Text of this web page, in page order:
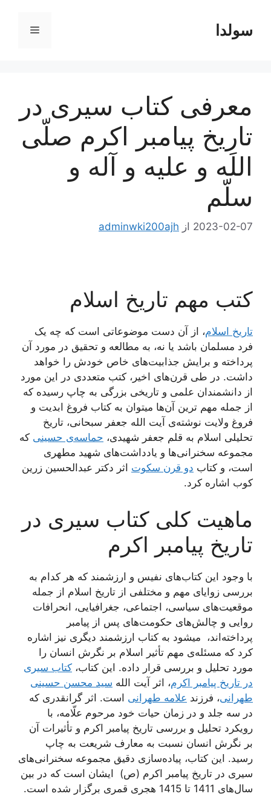
محتواسولدا فهرست
معرفی کتاب سیری در
تاریخ پیامبر اکرم صلّی
اللَه و علیه و آله و
سلّم
2023-02-07 از adminwki200ajh
کتب مهم تاریخ اسلام
تاریخ اسلام، از آن دست موضوعاتی است که چه یک
فرد مسلمان باشد یا نه، به مطالعه و تحقیق در مورد آن
پرداخته و برایش جذابیت‌های خاص خودش را خواهد
داشت. در طی قرن‌های اخیر، کتب متعددی در این مورد
از دانشمندان علمی و تاریخی بزرگی به چاپ رسیده که
از جمله مهم ترین آن‌ها میتوان به کتاب فروغ ابدیت و
فروغ ولایت نوشته‌ی آیت الله جعفر سبحانی، تاریخ
تحلیلی اسلام به قلم جعفر شهیدی، حماسه‌ی حسینی که
مجموعه سخنرانی‌ها و یادداشت‌های شهید مطهری
است، و کتاب دو قرن سکوت اثر دکتر عبدالحسین زرین
کوب اشاره کرد.
ماهیت کلی کتاب سیری در
تاریخ پیامبر اکرم
با وجود این کتاب‌های نفیس و ارزشمند که هر کدام به
بررسی زوایای مهم و مختلفی از تاریخ اسلام از جمله
موقعیت‌های سیاسی، اجتماعی، جغرافیایی، انحرافات
روایی و چالش‌های حکومت‌های پس از پیامبر
پرداخته‌اند، میشود به کتاب ارزشمند دیگری نیز اشاره
کرد که مسئله‌ی مهم تأثیر اسلام بر نگرش انسان را
مورد تحلیل و بررسی قرار داده. این کتاب، کتاب سیری
در تاریخ پیامبر اکرم، اثر آیت الله سید محسن حسینی
طهرانی، فرزند علامه طهرانی است. اثر گرانقدری که
در سه جلد و در زمان حیات خود مرحوم علّامه، با
رویکرد تحلیل و بررسی تاریخ پیامبر اکرم و تأثیرات آن
بر نگرش انسان نسبت به معارف شریعت به چاپ
رسید. این کتاب، پیاده‌سازی دقیق مجموعه سخنرانی‌های
سیری در تاریخ پیامبر اکرم (ص) ایشان است که در بین
سال‌‌های 1411 تا 1415 هجری قمری برگزار شده است.